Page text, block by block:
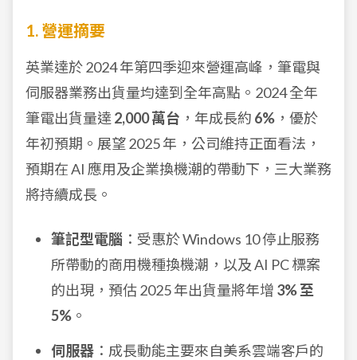
1. 營運摘要
英業達於 2024 年第四季迎來營運高峰，筆電與
伺服器業務出貨量均達到全年高點。2024 全年
筆電出貨量達 2,000 萬台 ，年成長約 6% ，優於
年初預期。展望 2025 年，公司維持正面看法，
預期在 AI 應用及企業換機潮的帶動下，三大業務
將持續成長。
筆記型電腦 ：受惠於 Windows 10 停止服務
所帶動的商用機種換機潮，以及 AI PC 標案
的出現，預估 2025 年出貨量將年增 3% 至
5% 。
伺服器 ：成長動能主要來自美系雲端客戶的